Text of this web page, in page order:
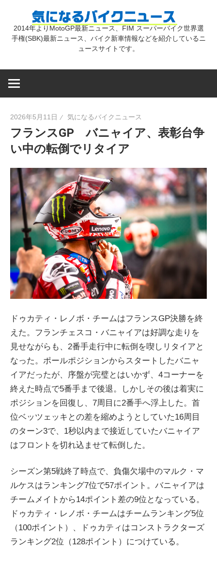
気
バ
イ
ク
ニ
ュ
ー
ス
2014年よりMotoGP最新ニュース、FIM スーパーバイク世界選
手権(SBK)最新ニュース、バイク新車情報などを紹介しているニ
ュースサイトです。
2026年5月11日 気になるバイクニュース
フランスGP バニャイア、表彰台争
い中の転倒でリタイア
ドゥカティ・レノボ・チームはフランスGP決勝を終
えた。フランチェスコ・バニャイアは好調な走りを
見せながらも、2番手走行中に転倒を喫しリタイアと
なった。ポールポジションからスタートしたバニャ
イアだったが、序盤が完璧とはいかず、4コーナーを
終えた時点で5番手まで後退。しかしその後は着実に
ポジションを回復し、7周目に2番手へ浮上した。首
位ベッツェッキとの差を縮めようとしていた16周目
のターン3で、1秒以内まで接近していたバニャイア
はフロントを切れ込ませて転倒した。
シーズン第5戦終了時点で、負傷欠場中のマルク・マ
ルケスはランキング7位で57ポイント。バニャイアは
チームメイトから14ポイント差の9位となっている。
ドゥカティ・レノボ・チームはチームランキング5位
（100ポイント）、ドゥカティはコンストラクターズ
ランキング2位（128ポイント）につけている。